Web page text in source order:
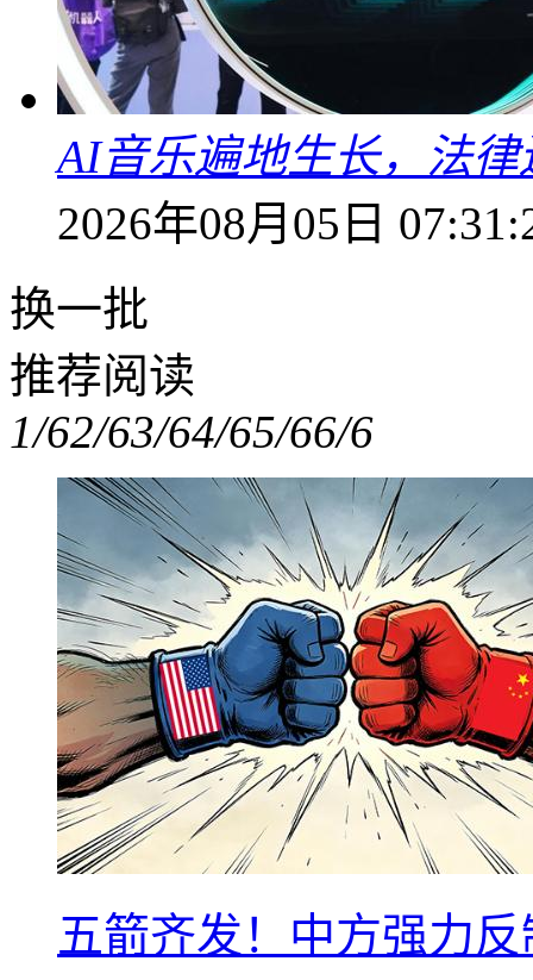
AI音乐遍地生长，法
2026年08月05日
换一批
推荐阅读
1/62/63/64/65/66/6
五箭齐发！中方强力